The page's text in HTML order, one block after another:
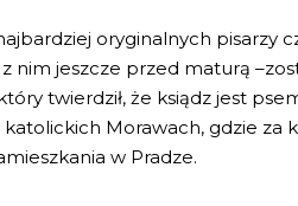
oryginalnych pisarzy
nim jeszcze przed maturą
twierdził, że ksiądz jest
katolickich Morawach, gdzie
w Pradze.